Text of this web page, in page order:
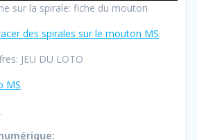
sur la spirale: fiche du mouton
des spirales sur le mouton MS
JEU DU LOTO
MS